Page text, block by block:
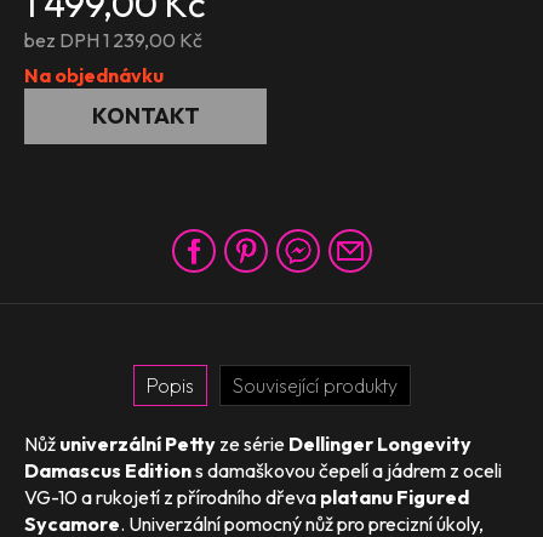
bez DPH 1 239,00 Kč
Na objednávku
KONTAKT
Popis Související produkty
Nůž univerzální Petty ze série Dellinger Longevity
Damascus Editions damaškovou čepelí a jádrem z oceli
VG-10 a rukojetí z přírodního dřeva platanu Figured
Sycamore. Univerzální pomocný nůž pro precizní úkoly,